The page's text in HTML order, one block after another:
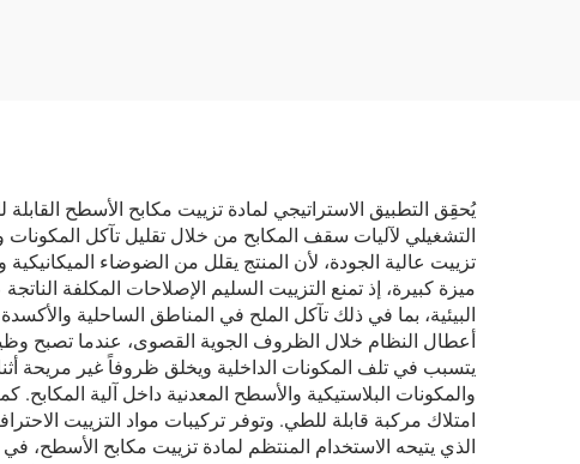
يُحقِق التطبيق الاستراتيجي لمادة تزييت مكابح الأسطح
التشغيلي لآليات سقف المكابح من خلال تقليل تآكل
تزييت عالية الجودة، لأن المنتج يقلل من الضوضاء
ميزة كبيرة، إذ تمنع التزييت السليم الإصلاحات المكلفة
البيئية، بما في ذلك تآكل الملح في المناطق الساحلية
أعطال النظام خلال الظروف الجوية القصوى، عندما تصبح
يتسبب في تلف المكونات الداخلية ويخلق ظروفاً غير مريحة
والمكونات البلاستيكية والأسطح المعدنية داخل آلية
امتلاك مركبة قابلة للطي. وتوفر تركيبات مواد التزييت
الذي يتيحه الاستخدام المنتظم لمادة تزييت مكابح الأسطح،